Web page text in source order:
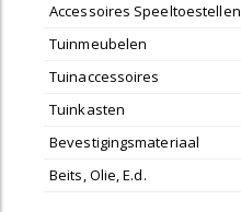
Accessoires Speeltoestellen
Tuinmeubelen
Tuinaccessoires
Tuinkasten
Bevestigingsmateriaal
Beits, Olie, E.d.